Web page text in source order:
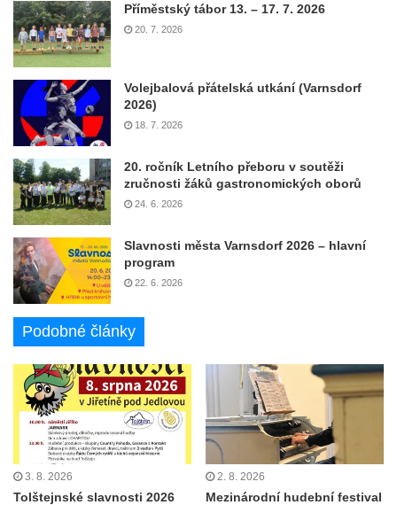
Příměstský tábor 13. – 17. 7. 2026
20. 7. 2026
Volejbalová přátelská utkání (Varnsdorf
2026)
18. 7. 2026
20. ročník Letního přeboru v soutěži
zručnosti žáků gastronomických oborů
24. 6. 2026
Slavnosti města Varnsdorf 2026 – hlavní
program
22. 6. 2026
Podobné články
3. 8. 2026
Tolštejnské slavnosti 2026
2. 8. 2026
Mezinárodní hudební festival